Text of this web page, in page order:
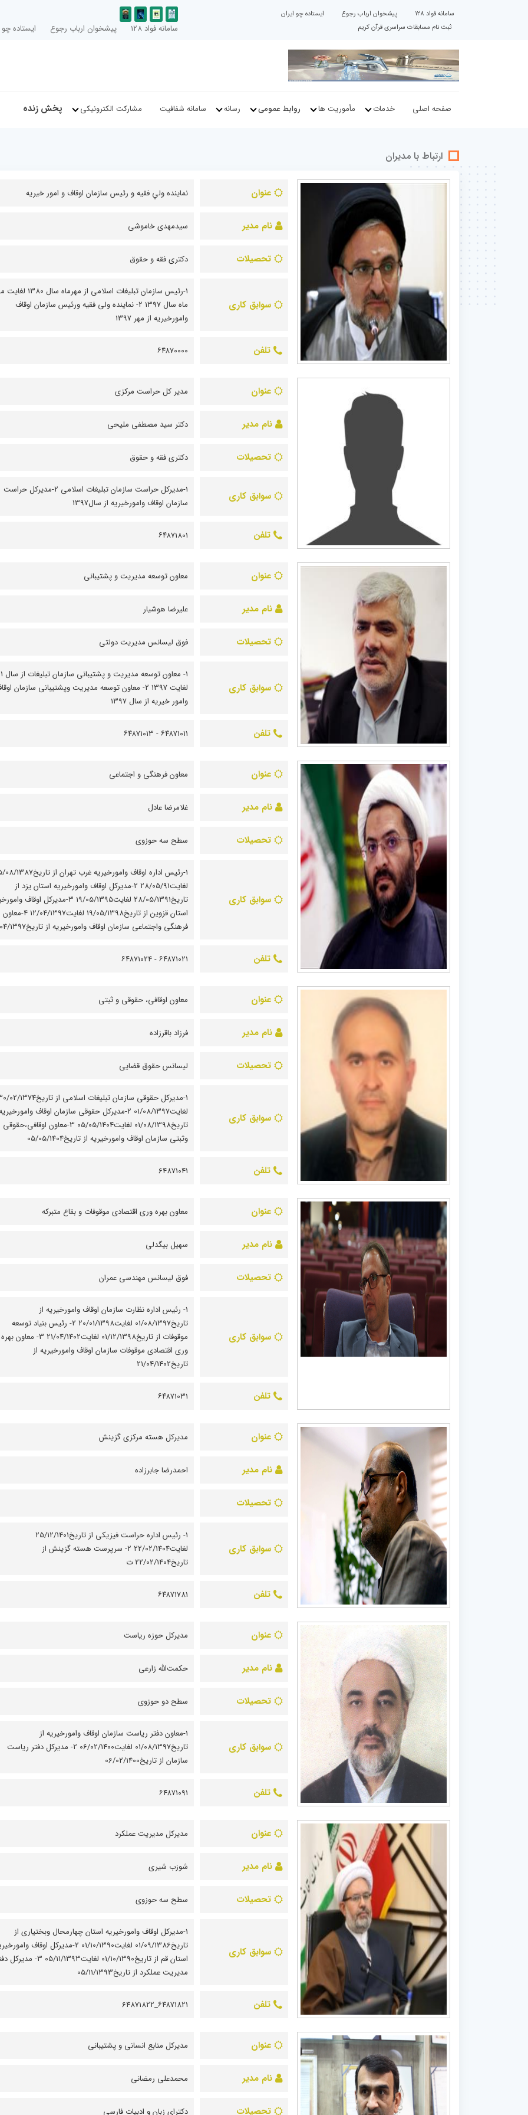
سامانه فواد 128 پیشخوان ارباب رجوع
ایستاده چو ایران
ثبت نام مسابقات سراسری قرآن کریم
سامانه فواد 128 پیشخوان ارباب رجوع ایستاده چو
صفحه اصلی خدمات مأموریت ها روابط عمومی رسانه سامانه شفافیت مشارکت الکترونیکی پخش زنده
ارتباط با مدیران
عنوان نماينده ولي فقيه و رئیس سازمان اوقاف و امور خيريه
نام مدیر سیدمهدی خاموشی
تحصیلات دکتری فقه و حقوق
سوابق کاری
1-رئیس سازمان تبلیغات اسلامی از مهرماه سال
ماه سال 1397 2- نماینده ولی فقیه ورئیس سازمان اوقاف
وامورخیریه از مهر 1397
تلفن ۶۴۸۷0000
عنوان مدیر کل حراست مرکزی
نام مدیر دکتر سید مصطفی ملیحی
تحصیلات دکتری فقه و حقوق
سوابق کاری
1-مدیرکل حراست سازمان تبلیغات اسلامی 2-مدیرکل حراست
سازمان اوقاف وامورخیریه از سال1397
تلفن ۶۴۸۷1801
عنوان معاون توسعه مدیریت و پشتیبانی
نام مدیر علیرضا هوشیار
تحصیلات فوق لیسانس مدیریت دولتی
سوابق کاری
1-
لغایت 1397 2- معاون توسعه مدیریت وپشتیبانی سازمان
وامور خیریه از سال 1397
تلفن ۶۴۸۷1011 - ۶۴۸۷1013
عنوان معاون فرهنگی و اجتماعی
نام مدیر غلامرضا عادل
تحصیلات سطح سه حوزوی
سوابق کاری
1-رئیس اداره اوقاف وامورخیریه غرب تهران از
لغایت28/05/91 2-مدیرکل اوقاف وامورخیریه استان یزد از
تاریخ28/05/1391 لغایت19/05/1395 3-مدیرکل اوقاف
استان قزوین از تاریخ19/05/1398 لغایت12/04/1397 4-معاون
فرهنگی واجتماعی سازمان اوقاف وامورخیریه از تاریخ12/04/1397
تلفن ۶۴۸۷1021 - ۶۴۸۷1024
عنوان معاون اوقافی، حقوقی و ثبتی
نام مدیر فرزاد باقرزاده
تحصیلات لیسانس حقوق قضایی
سوابق کاری
1-مدیرکل حقوقی سازمان تبلیغات اسلامی از تاریخ30/
لغایت01/08/1397 2-مدیرکل حقوقی سازمان اوقاف
تاریخ01/08/1398 لغایت05/05/1404 3-معاون اوقافی،حقوقی
وثبتی سازمان اوقاف وامورخیریه از تاریخ05/05/1404
تلفن 64871041
عنوان معاون بهره وری اقتصادی موقوفات و بقاع متبرکه
نام مدیر سهیل بیگدلی
تحصیلات فوق لیسانس مهندسی عمران
سوابق کاری
1- رئیس اداره نظارت سازمان اوقاف وامورخیریه از
تاریخ01/08/1397 لغایت20/01/1398 2- رئیس بنیاد توسعه
موقوفات از تاریخ01/12/1398 لغایت21/04/1402 3- معاون بهره
وری اقتصادی موقوفات سازمان اوقاف وامورخیریه از
تاریخ21/04/1402
تلفن ۶۴۸۷1031
عنوان مدیرکل هسته مرکزی گزینش
نام مدیر احمدرضا جابرزاده
تحصیلات
سوابق کاری
1- رئیس اداره حراست فیزیکی از تاریخ25/12/1401
لغایت22/02/1404 2- سرپرست هسته گزینش از
تاریخ22/02/1404 ت
تلفن ۶۴۸۷1781
عنوان مدیرکل حوزه ریاست
نام مدیر حکمت‌الله زارعی
تحصیلات سطح دو حوزوی
سوابق کاری
1-معاون دفتر ریاست سازمان اوقاف وامورخیریه از
تاریخ01/08/1397 لغایت06/02/1400 2- مدیرکل دفتر ریاست
سازمان از تاریخ06/02/1400
تلفن ۶۴۸۷1091
عنوان مدیرکل مدیریت عملکرد
نام مدیر شوزب شیری
تحصیلات سطح سه حوزوی
سوابق کاری
1-مدیرکل اوقاف وامورخیریه استان چهارمحال وبختیاری از
تاریخ01/09/1386 لغایت01/10/1390 2-مدیرکل اوقاف
استان قم از تاریخ01/10/1390 لغایت05/11/1393 3-
مدیریت عملکرد از تاریخ05/11/1393
تلفن ۶۴۸۷1821_64871822
عنوان مدیرکل منابع انسانی و پشتیبانی
نام مدیر محمدعلی رمضانی
تحصیلات دکترای زبان و ادبیات فارسی